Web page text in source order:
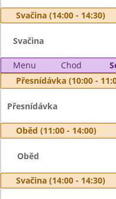
Svačina (14:00 - 14:30)
Svačina
Menu Chod
Přesnídávka (10:00 -
Přesnídávka
Oběd (11:00 - 14:00)
Oběd
Svačina (14:00 - 14:30)